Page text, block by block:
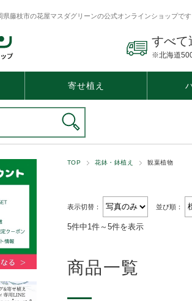
藤枝市の花屋マスダグリーンの公式オンラインショップです
すべて
※北海道
寄せ植え
TOP 花鉢・鉢植え 観葉植物
表示切替： 並び順：
5件中1件～5件を表示
商品一覧